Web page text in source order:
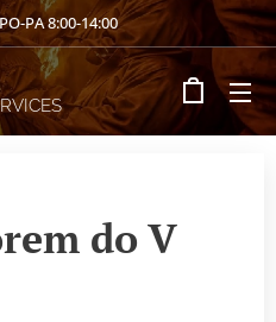
PA 8:00-14:00
do V